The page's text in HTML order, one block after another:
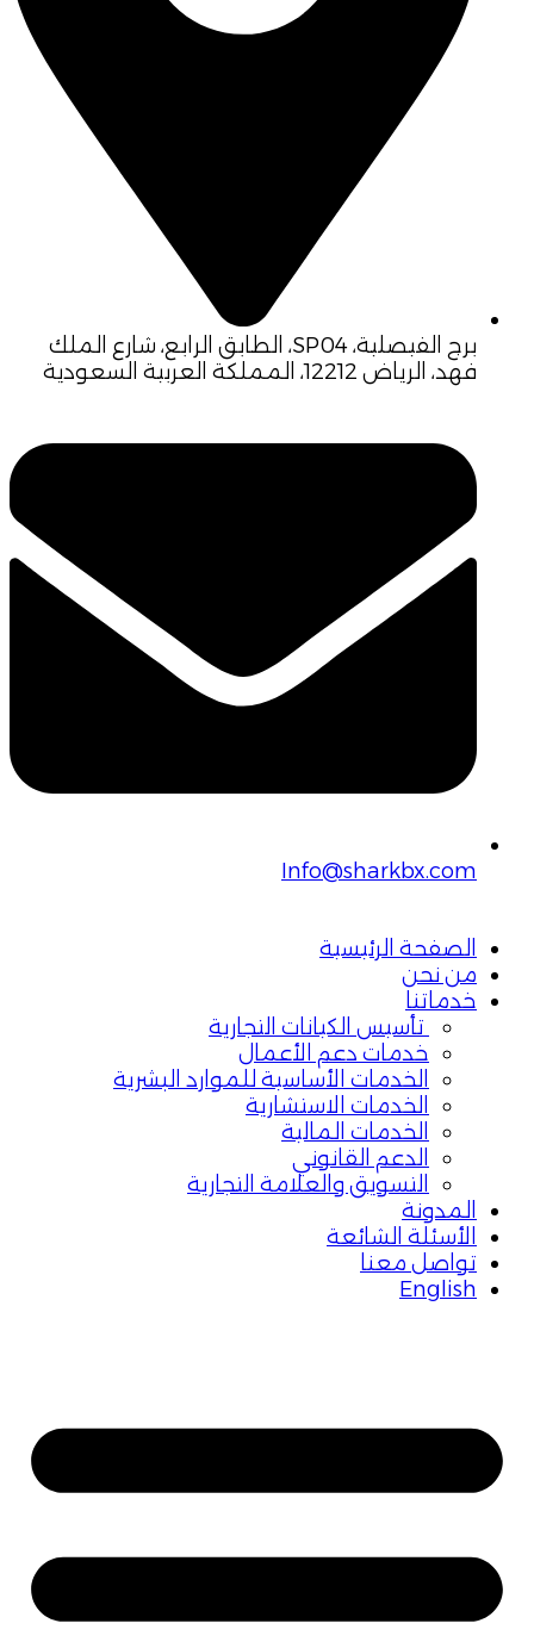
برج الفيصلية، SP04، الطابق الرابع، شارع الملك
فهد، الرياض 12212، المملكة العربية السعودية
Info@sharkbx.com
الصفحة الرئيسية
من نحن
خدماتنا
تأسيس الكيانات التجارية
خدمات دعم الأعمال
الخدمات الأساسية للموارد البشرية
الخدمات الاستشارية
الخدمات المالية
الدعم القانوني
التسويق والعلامة التجارية
المدونة
الأسئلة الشائعة
تواصل معنا
English